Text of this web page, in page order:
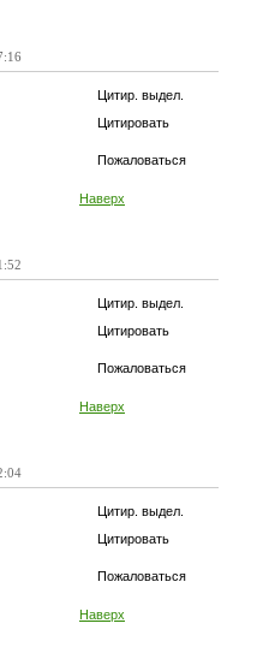
Цитир. выдел.
Цитировать
Пожаловаться
Наверх
Цитир. выдел.
Цитировать
Пожаловаться
Наверх
Цитир. выдел.
Цитировать
Пожаловаться
Наверх